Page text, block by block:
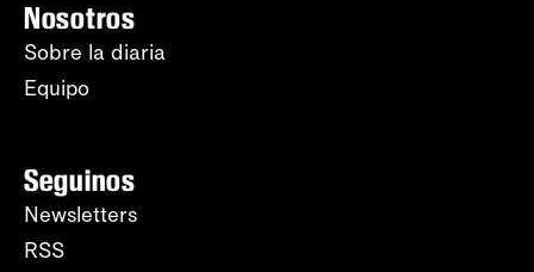
Nosotros
Sobre la diaria
Equipo
Seguinos
Newsletters
RSS